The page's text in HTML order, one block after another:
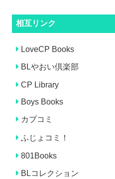
相互リンク
LoveCP Books
BLやおい倶楽部
CP Library
Boys Books
カプコミ
ふじょコミ！
801Books
BLコレクション